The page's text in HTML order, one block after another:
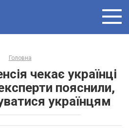
Головна
чекає українці
пояснили,
українцям